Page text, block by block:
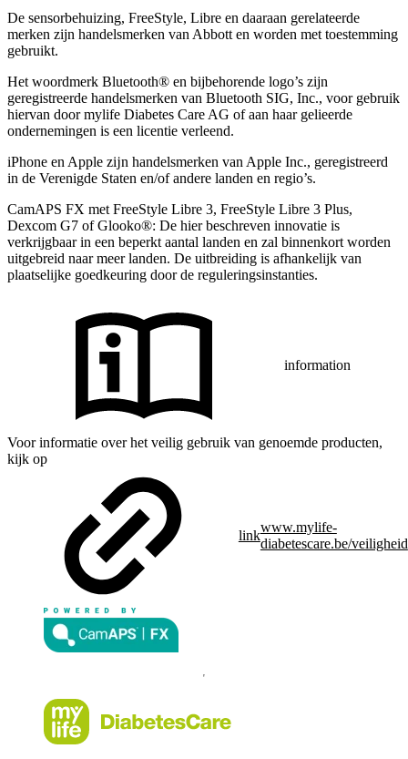
De sensorbehuizing, FreeStyle, Libre en daaraan gerelateerde
merken zijn handelsmerken van Abbott en worden met toestemming
gebruikt.
Het woordmerk Bluetooth® en bijbehorende logo’s zijn
geregistreerde handelsmerken van Bluetooth SIG, Inc., voor gebruik
hiervan door mylife Diabetes Care AG of aan haar gelieerde
ondernemingen is een licentie verleend.
iPhone en Apple zĳn handelsmerken van Apple Inc., geregistreerd
in de Verenigde Staten en/of andere landen en regio’s.
CamAPS FX met FreeStyle Libre 3, FreeStyle Libre 3 Plus,
Dexcom G7 of Glooko®: De hier beschreven innovatie is
verkrijgbaar in een beperkt aantal landen en zal binnenkort worden
uitgebreid naar meer landen. De uitbreiding is afhankelijk van
plaatselijke goedkeuring door de reguleringsinstanties.
information
Voor informatie over het veilig gebruik van genoemde producten,
kijk op
link
www.mylife-
diabetescare.be/veiligheid